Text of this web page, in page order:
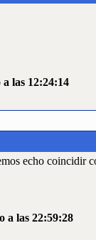
las 12:24:14
echo coincidir
a las 22:59:28